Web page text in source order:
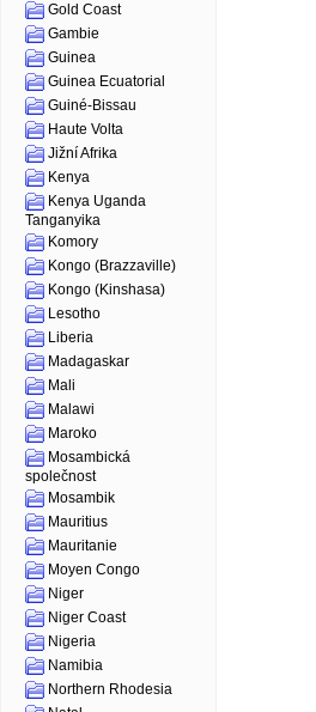
Gold Coast
Gambie
Guinea
Guinea Ecuatorial
Guiné-Bissau
Haute Volta
Jižní Afrika
Kenya
Kenya Uganda
Tanganyika
Komory
Kongo (Brazzaville)
Kongo (Kinshasa)
Lesotho
Liberia
Madagaskar
Mali
Malawi
Maroko
Mosambická
společnost
Mosambik
Mauritius
Mauritanie
Moyen Congo
Niger
Niger Coast
Nigeria
Namibia
Northern Rhodesia